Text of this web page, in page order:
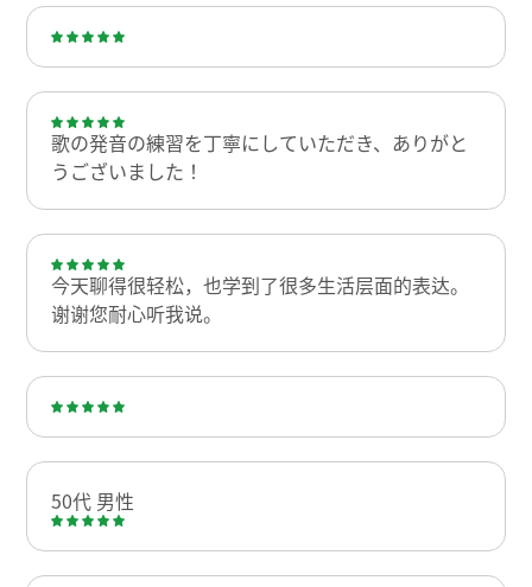
歌の発音の練習を丁寧にしていただき、ありがと
うございました！
今天聊得很轻松，也学到了很多生活层面的表达。
谢谢您耐心听我说。
50代 男性